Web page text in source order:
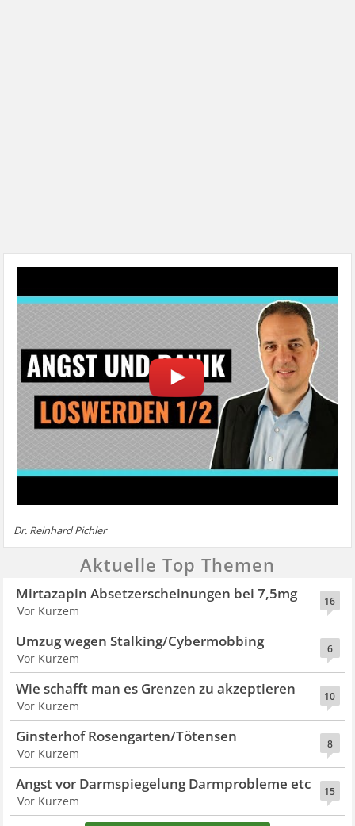
Dr. Reinhard Pichler
Aktuelle Top Themen
16
Mirtazapin Absetzerscheinungen bei 7,5mg
Vor Kurzem
6
Umzug wegen Stalking/Cybermobbing
Vor Kurzem
10
Wie schafft man es Grenzen zu akzeptieren
Vor Kurzem
8
Ginsterhof Rosengarten/Tötensen
Vor Kurzem
15
Angst vor Darmspiegelung Darmprobleme etc
Vor Kurzem